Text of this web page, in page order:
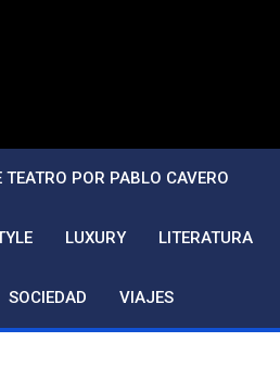
TEATRO POR PABLO CAVERO
LUXURY LITERATURA
SOCIEDAD VIAJES